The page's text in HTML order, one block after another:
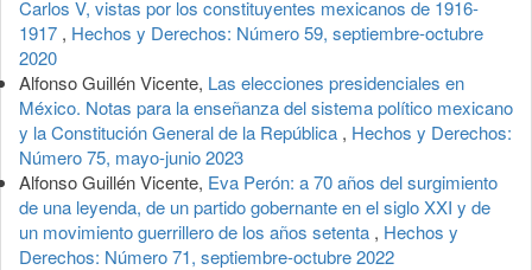
Carlos V, vistas por los constituyentes mexicanos de 1916-
1917 , Hechos y Derechos: Número 59, septiembre-octubre
2020
Alfonso Guillén Vicente, Las elecciones presidenciales en
México. Notas para la enseñanza del sistema político mexicano
y la Constitución General de la República , Hechos y Derechos:
Número 75, mayo-junio 2023
Alfonso Guillén Vicente, Eva Perón: a 70 años del surgimiento
de una leyenda, de un partido gobernante en el siglo XXI y de
un movimiento guerrillero de los años setenta , Hechos y
Derechos: Número 71, septiembre-octubre 2022